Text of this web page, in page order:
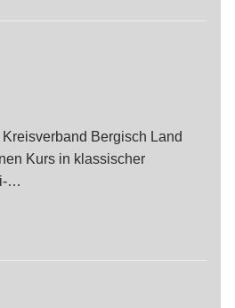
Bergisch Land
Kurs in klassischer
…